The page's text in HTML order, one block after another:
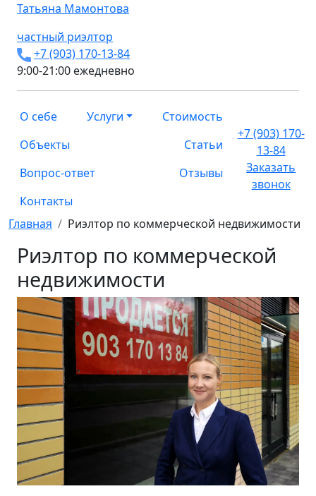
Татьяна Мамонтова
частный риэлтор
+7 (903) 170-13-84
9:00-21:00 ежедневно
О себе Услуги
Стоимость
Объекты
Статьи
Вопрос-ответ
Отзывы
Контакты
+7 (903) 170-
13-84
Заказать
звонок
Главная Риэлтор по коммерческой недвижимости
Риэлтор по коммерческой
недвижимости